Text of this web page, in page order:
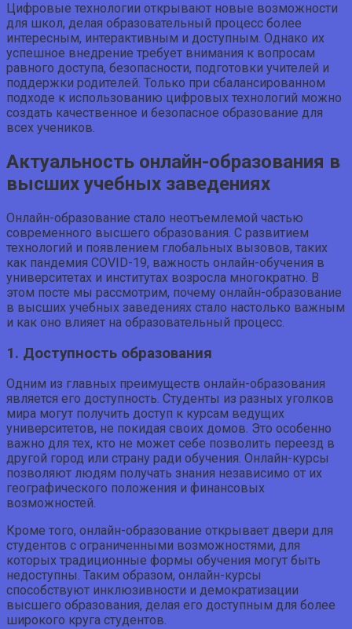
Цифровые технологии открывают новые возможности
для школ, делая образовательный процесс более
интересным, интерактивным и доступным. Однако их
успешное внедрение требует внимания к вопросам
равного доступа, безопасности, подготовки учителей и
поддержки родителей. Только при сбалансированном
подходе к использованию цифровых технологий можно
создать качественное и безопасное образование для
всех учеников.
Актуальность онлайн-образования в
высших учебных заведениях
Онлайн-образование стало неотъемлемой частью
современного высшего образования. С развитием
технологий и появлением глобальных вызовов, таких
как пандемия COVID-19, важность онлайн-обучения в
университетах и институтах возросла многократно. В
этом посте мы рассмотрим, почему онлайн-образование
в высших учебных заведениях стало настолько важным
и как оно влияет на образовательный процесс.
1. Доступность образования
Одним из главных преимуществ онлайн-образования
является его доступность. Студенты из разных уголков
мира могут получить доступ к курсам ведущих
университетов, не покидая своих домов. Это особенно
важно для тех, кто не может себе позволить переезд в
другой город или страну ради обучения. Онлайн-курсы
позволяют людям получать знания независимо от их
географического положения и финансовых
возможностей.
Кроме того, онлайн-образование открывает двери для
студентов с ограниченными возможностями, для
которых традиционные формы обучения могут быть
недоступны. Таким образом, онлайн-курсы
способствуют инклюзивности и демократизации
высшего образования, делая его доступным для более
широкого круга студентов.